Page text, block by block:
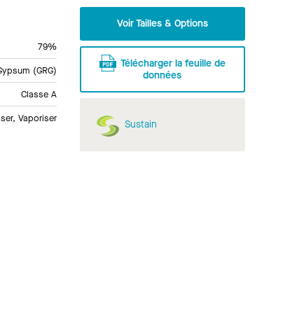
79%
(GRG)
Classe A
Vaporiser
Voir Tailles & Options
Télécharger la feuille de
données
Sustain